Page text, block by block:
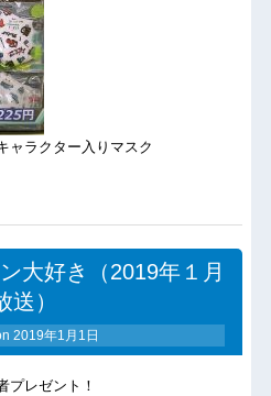
クター入りマスク
大好き（2019年１月
送）
2019年1月1日
プレゼント！